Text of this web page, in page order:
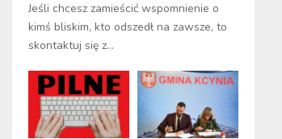
Jeśli chcesz zamieścić wspomnienie o
kimś bliskim, kto odszedł na zawsze, to
skontaktuj się z...